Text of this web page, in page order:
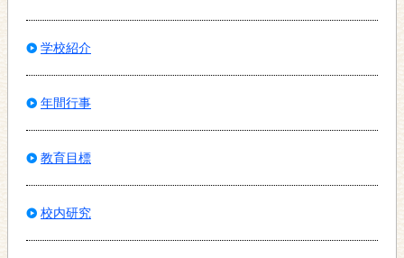
学校紹介
年間行事
教育目標
校内研究